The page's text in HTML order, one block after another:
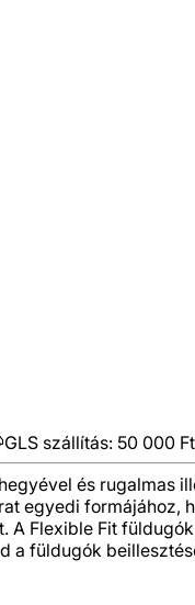
GLS szállítás: 50 000
és
egyedi
A Flexible Fit
a füldugók